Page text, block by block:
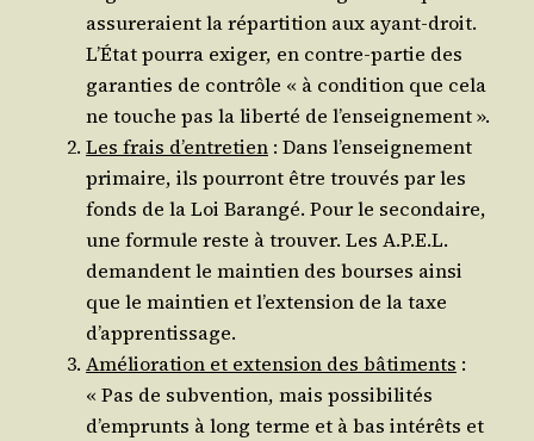
assu­re­raient la répar­ti­tion aux ayant-droit.
L’É­tat pour­ra exi­ger, en contre-par­tie des
garan­ties de contrôle « à condi­tion que cela
ne touche pas la liber­té de l’enseignement ».
Les frais d’en­tre­tien : Dans l’en­sei­gne­ment
pri­maire, ils pour­ront être trou­vés par les
fonds de la Loi Baran­gé. Pour le secon­daire,
une for­mule reste à trou­ver. Les A.P.E.L.
demandent le main­tien des bourses ain­si
que le main­tien et l’ex­ten­sion de la taxe
d’apprentissage.
Amé­lio­ra­tion et exten­sion des bâti­ments :
« Pas de sub­ven­tion, mais pos­si­bi­li­tés
d’emprunts à long terme et à bas inté­rêts et